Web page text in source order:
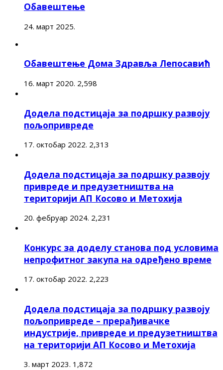
Обавештење
24. март 2025.
Обавештење Дома Здравља Лепосавић
16. март 2020. 2,598
Додела подстицаја за подршку развоју
пољопривреде
17. октобар 2022. 2,313
Додела подстицаја за подршку развоју
привреде и предузетништва на
територији АП Косово и Метохија
20. фебруар 2024. 2,231
Конкурс за доделу станова под условима
непрофитног закупа на одређено време
17. октобар 2022. 2,223
Додела подстицаја за подршку развоју
пољопривреде – прерађивачке
индустрије, привреде и предузетништва
на територији АП Косово и Метохија
3. март 2023. 1,872